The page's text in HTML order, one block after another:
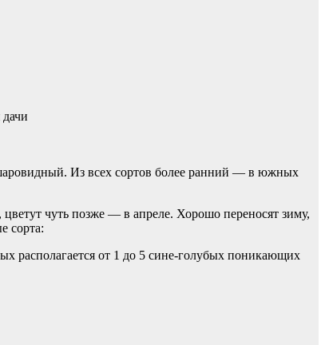
Из всех сортов более ранний — в южных
чуть позже — в апреле. Хорошо переносят зиму,
сорта:
располагается от 1 до 5 сине-голубых поникающих